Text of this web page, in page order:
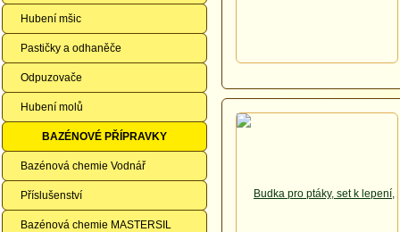
Hubení mšic
Pastičky a odhaněče
Odpuzovače
Hubení molů
BAZÉNOVÉ PŘÍPRAVKY
Bazénová chemie Vodnář
Příslušenství
Bazénová chemie MASTERSIL